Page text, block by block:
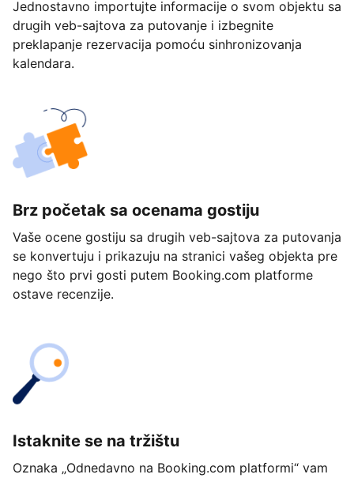
Jednostavno importujte informacije o svom objektu sa
drugih veb-sajtova za putovanje i izbegnite
preklapanje rezervacija pomoću sinhronizovanja
kalendara.
Brz početak sa ocenama gostiju
Vaše ocene gostiju sa drugih veb-sajtova za putovanja
se konvertuju i prikazuju na stranici vašeg objekta pre
nego što prvi gosti putem Booking.com platforme
ostave recenzije.
Istaknite se na tržištu
Oznaka „Odnedavno na Booking.com platformi“ vam